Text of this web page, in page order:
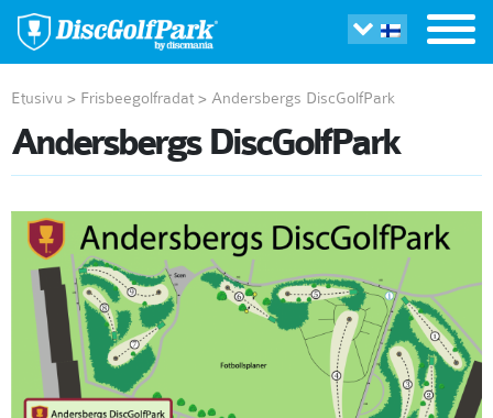
Etusivu > Frisbeegolfradat > Andersbergs DiscGolfPark
Andersbergs DiscGolfPark